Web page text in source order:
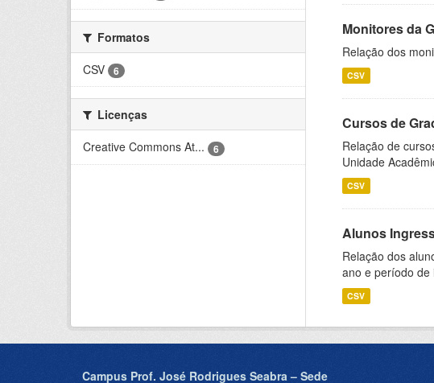
Formatos
CSV
6
Licenças
Creative Commons At...
6
Monitores da
Relação dos
CSV
Cursos de
Relação de
Unidade
CSV
Alunos
Relação dos
ano e período de
CSV
Campus Prof. José Rodrigues Seabra – Sede